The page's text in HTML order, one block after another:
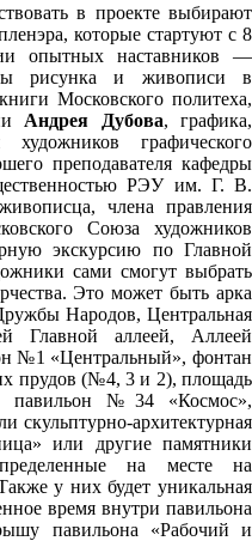
в проекте выбирают
которые стартуют с 8
опытных наставников —
рисунка и живописи в
Московского политеха,
Андрея Дубова, графика,
графического
преподавателя кафедры
РЭУ им. Г. В.
члена правления
Союза художников
экскурсию по Главной
сами смогут выбрать
Это может быть арка
Народов, Центральная
аллеей, Аллеей
№1 «Центральный», фонтан
прудов (№4, 3 и 2), площадь
павильон №34 «Космос»,
скульптурно-архитектурная
или другие памятники
на месте на
у них будет уникальная
время внутри павильона
павильона «Рабочий и